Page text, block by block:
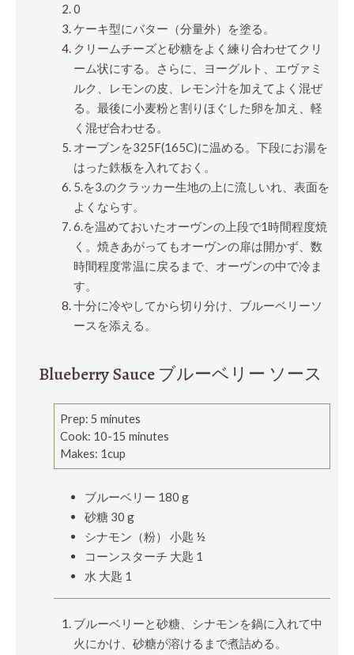
0
ケーキ型にバター（分量外）を塗る。
クリームチーズと砂糖をよく練り合わせてクリ
ーム状にする。さらに、ヨーグルト、エヴァミ
ルク、レモンの皮、レモン汁を加えてよく混ぜ
る。最後に小麦粉と割りほぐした卵を加え、軽
く混ぜ合わせる。
オーブンを325F(165C)に温める。下段にお湯を
はった鉄板を入れておく。
5.を3.のクラッカー生地の上に流しいれ、表面を
よくならす。
6.を温めておいたオーヴンの上段で1時間程度焼
く。焼きあがってもオーヴンの扉は開かず、数
時間程度常温に戻るまで、オーヴンの中で冷ま
す。
十分に冷やしてから切り分け、ブルーベリーソ
ースを添える。
Blueberry Sauce ブルーベリー ソース
Prep: 5 minutes
Cook: 10-15 minutes
Makes: 1cup
ブルーベリー 180 g
砂糖 30 g
シナモン（粉） 小匙 ½
コーンスターチ 大匙 1
水 大匙 1
ブルーベリーと砂糖、シナモンを鍋に入れて中
火にかけ、砂糖が溶けるまで煮詰める。